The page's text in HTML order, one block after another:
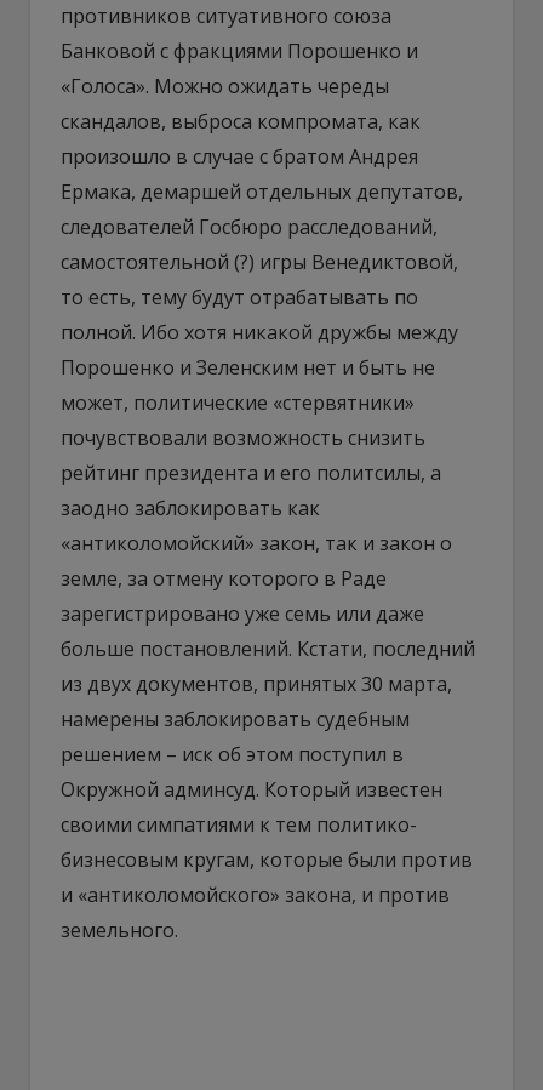
противников ситуативного союза
Банковой с фракциями Порошенко и
«Голоса». Можно ожидать череды
скандалов, выброса компромата, как
произошло в случае с братом Андрея
Ермака, демаршей отдельных депутатов,
следователей Госбюро расследований,
самостоятельной (?) игры Венедиктовой,
то есть, тему будут отрабатывать по
полной. Ибо хотя никакой дружбы между
Порошенко и Зеленским нет и быть не
может, политические «стервятники»
почувствовали возможность снизить
рейтинг президента и его политсилы, а
заодно заблокировать как
«антиколомойский» закон, так и закон о
земле, за отмену которого в Раде
зарегистрировано уже семь или даже
больше постановлений. Кстати, последний
из двух документов, принятых 30 марта,
намерены заблокировать судебным
решением – иск об этом поступил в
Окружной админсуд. Который известен
своими симпатиями к тем политико-
бизнесовым кругам, которые были против
и «антиколомойского» закона, и против
земельного.